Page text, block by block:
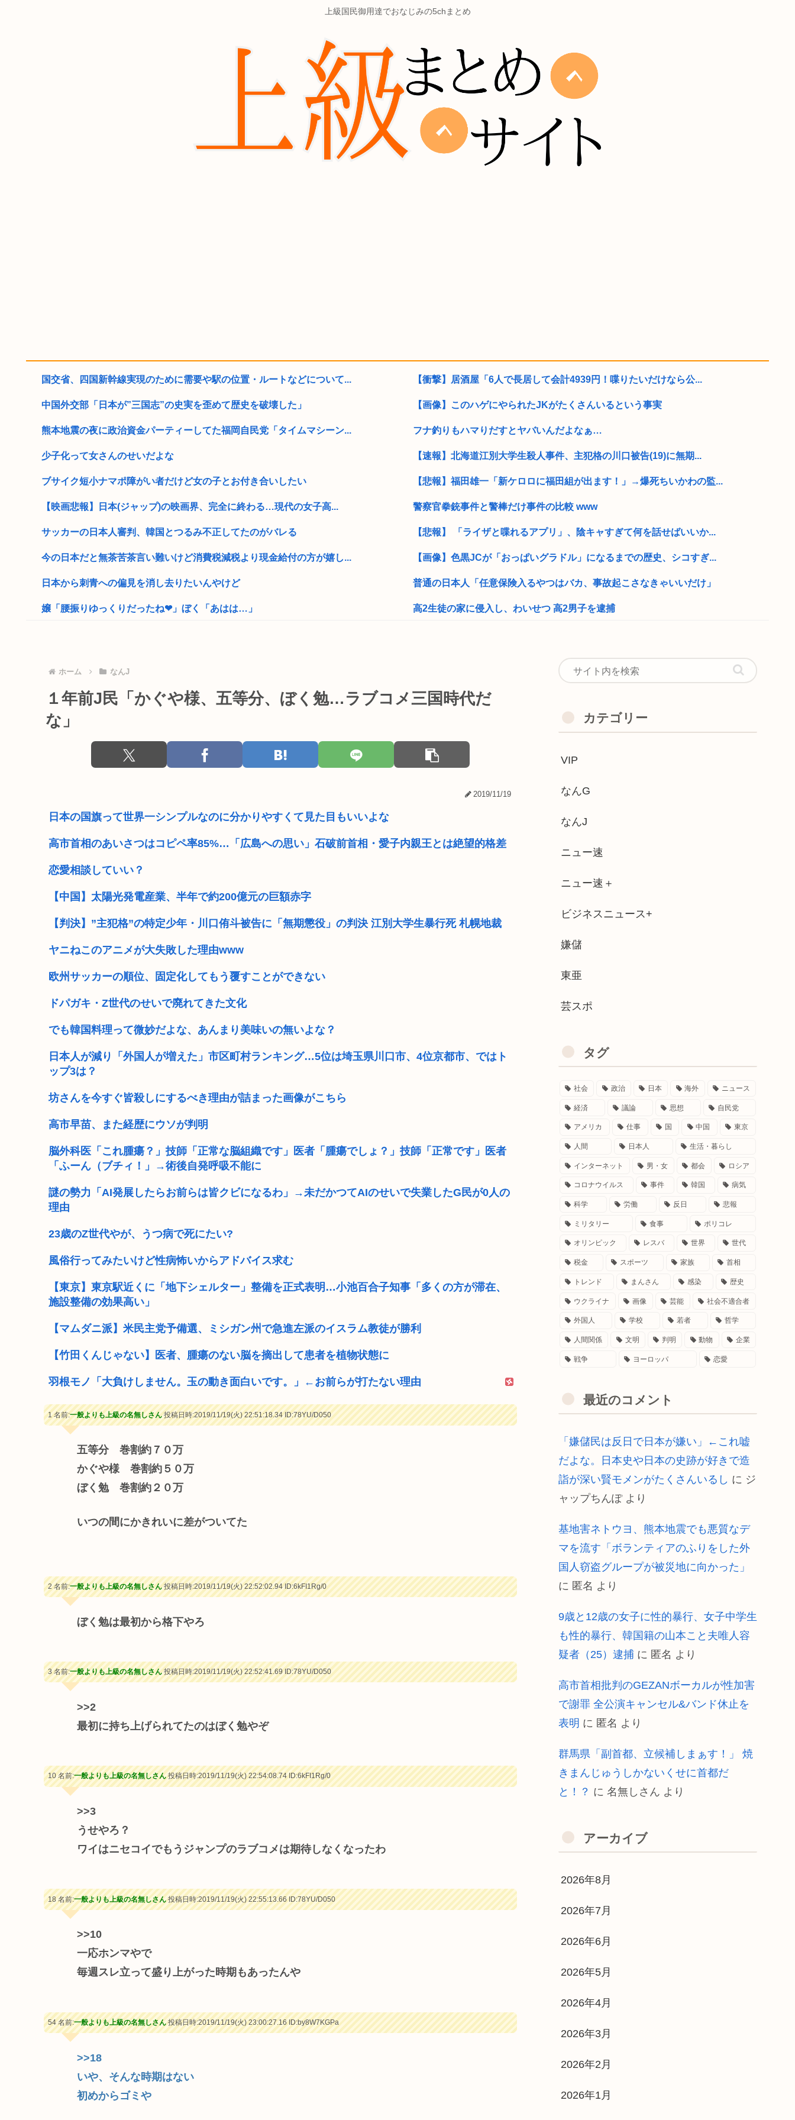
上級国民御用達でおなじみの5chまとめ
国交省、四国新幹線実現のために需要や駅の位置・ルートなどについて...
中国外交部「日本が”三国志”の史実を歪めて歴史を破壊した」
熊本地震の夜に政治資金パーティーしてた福岡自民党「タイムマシーン...
少子化って女さんのせいだよな
ブサイク短小ナマポ障がい者だけど女の子とお付き合いしたい
【映画悲報】日本(ジャップ)の映画界、完全に終わる…現代の女子高...
サッカーの日本人審判、韓国とつるみ不正してたのがバレる
今の日本だと無茶苦茶言い難いけど消費税減税より現金給付の方が嬉し...
日本から刺青への偏見を消し去りたいんやけど
嬢「腰振りゆっくりだったね❤」ぼく「あはは…」
氷河期世代『ルッキズムが一番酷かったのは00年代、こういうチャラ...
童貞は必ず3のパルを選んでしまう画像www
小池百合子 東京駅近くに上級国民用シェルター整備を正式表明 物価...
熊本県民「俺たち逆らわねえだぁ！自民党様に従いますだぁ！」➡その...
お前らお盆の準備をしたか？国父安倍晋三が天国から帰ってくるぞ
【衝撃】居酒屋「6人で長居して会計4939円！喋りたいだけなら公...
【画像】このハゲにやられたJKがたくさんいるという事実
フナ釣りもハマりだすとヤバいんだよなぁ…
【速報】北海道江別大学生殺人事件、主犯格の川口被告(19)に無期...
【悲報】福田雄一「新ケロロに福田組が出ます！」→爆死ちいかわの監...
警察官拳銃事件と警棒だけ事件の比較 www
【悲報】 「ライザと喋れるアプリ」、陰キャすぎて何を話せばいいか...
【画像】色黒JCが「おっぱいグラドル」になるまでの歴史、シコすぎ...
普通の日本人「任意保険入るやつはバカ、事故起こさなきゃいいだけ」
高2生徒の家に侵入し、わいせつ 高2男子を逮捕
【衝撃】ワイ「豆腐、150g×2丁で250円か…高いけど美味そう...
【画像】元大関・貴景勝の湊川親方、誕生日を迎え『誰！？』と話題に
日本人の9割は高市早苗の顔や変な喋りを見ても平気だから支持率9割...
堀大輔（ショートスリーパー代表）さん、ガチギレwww
【画像】イケおじ(56)、中学生にナイフ突きつけて脅してレ●プw...
早稲田大学「学生の皆さん、近隣飲食店での無銭飲食はやめてください...
竹田天皇、小学生に「Snow Manに女がいたらSnow Man...
地震アラートって鳴るのにびびって どうしたらいいかわからんよな(...
『ライザのアトリエ3』ウェディングドレス姿のライザがフィギュア化...
【速報】ワイ、嫁とのセッ■スが終了したけど質問ある？
ホーム なんJ
１年前J民「かぐや様、五等分、ぼく勉…ラブコメ三国時代だ
な」
2019/11/19
日本の国旗って世界一シンプルなのに分かりやすくて見た目もいいよな
高市首相のあいさつはコピペ率85%…「広島への思い」石破前首相・愛子内親王とは絶望的格差
恋愛相談していい？
【中国】太陽光発電産業、半年で約200億元の巨額赤字
【判決】”主犯格”の特定少年・川口侑斗被告に「無期懲役」の判決 江別大学生暴行死 札幌地裁
ヤニねこのアニメが大失敗した理由www
欧州サッカーの順位、固定化してもう覆すことができない
ドパガキ・Z世代のせいで廃れてきた文化
でも韓国料理って微妙だよな、あんまり美味いの無いよな？
日本人が減り「外国人が増えた」市区町村ランキング…5位は埼玉県川口市、4位京都市、ではト
ップ3は？
坊さんを今すぐ皆殺しにするべき理由が詰まった画像がこちら
高市早苗、また経歴にウソが判明
脳外科医「これ腫瘍？」技師「正常な脳組織です」医者「腫瘍でしょ？」技師「正常です」医者
「ふーん（ブチィ！」→術後自発呼吸不能に
謎の勢力「AI発展したらお前らは皆クビになるわ」→未だかつてAIのせいで失業したG民が0人の
理由
23歳のZ世代やが、うつ病で死にたい?
風俗行ってみたいけど性病怖いからアドバイス求む
【東京】東京駅近くに「地下シェルター」整備を正式表明…小池百合子知事「多くの方が滞在、
施設整備の効果高い」
【マムダニ派】米民主党予備選、ミシガン州で急進左派のイスラム教徒が勝利
【竹田くんじゃない】医者、腫瘍のない脳を摘出して患者を植物状態に
羽根モノ「大負けしません。玉の動き面白いです。」←お前らが打たない理由
1 名前:一般よりも上級の名無しさん投稿日時:2019/11/19(火) 22:51:18.34ID:78YU/D050
五等分 巻割約７０万
かぐや様 巻割約５０万
ぼく勉 巻割約２０万
いつの間にかきれいに差がついてた
2 名前:一般よりも上級の名無しさん投稿日時:2019/11/19(火) 22:52:02.94ID:6kFI1Rg/0
ぼく勉は最初から格下やろ
3 名前:一般よりも上級の名無しさん投稿日時:2019/11/19(火) 22:52:41.69ID:78YU/D050
>>2
最初に持ち上げられてたのはぼく勉やぞ
10 名前:一般よりも上級の名無しさん投稿日時:2019/11/19(火) 22:54:08.74ID:6kFI1Rg/0
>>3
うせやろ？
ワイはニセコイでもうジャンプのラブコメは期待しなくなったわ
18 名前:一般よりも上級の名無しさん投稿日時:2019/11/19(火) 22:55:13.66ID:78YU/D050
>>10
一応ホンマやで
毎週スレ立って盛り上がった時期もあったんや
54 名前:一般よりも上級の名無しさん投稿日時:2019/11/19(火) 23:00:27.16ID:by8W7KGPa
>>18
いや、そんな時期はない
初めからゴミや
カテゴリー
VIP
なんG
なんJ
ニュー速
ニュー速＋
ビジネスニュース+
嫌儲
東亜
芸スポ
タグ
社会 政治 日本 海外 ニュース
経済 議論 思想 自民党
アメリカ 仕事 国 中国 東京
人間 日本人 生活・暮らし
インターネット 男・女 都会 ロシア
コロナウイルス 事件 韓国 病気
科学 労働 反日 悲報
ミリタリー 食事 ポリコレ
オリンピック レスバ 世界 世代
税金 スポーツ 家族 首相
トレンド まんさん 感染 歴史
ウクライナ 画像 芸能 社会不適合者
外国人 学校 若者 哲学
人間関係 文明 判明 動物 企業
戦争 ヨーロッパ 恋愛
最近のコメント
「嫌儲民は反日で日本が嫌い」←これ嘘
だよな。日本史や日本の史跡が好きで造
詣が深い賢モメンがたくさんいるし に ジ
ャップちんぽより
基地害ネトウヨ、熊本地震でも悪質なデ
マを流す「ボランティアのふりをした外
国人窃盗グループが被災地に向かった」
に 匿名 より
9歳と12歳の女子に性的暴行、女子中学生
も性的暴行、韓国籍の山本こと夫唯人容
疑者（25）逮捕 に 匿名 より
高市首相批判のGEZANボーカルが性加害
で謝罪 全公演キャンセル&バンド休止を
表明 に 匿名 より
群馬県「副首都、立候補しまぁす！」 焼
きまんじゅうしかないくせに首都だ
と！？ に 名無しさん より
アーカイブ
2026年8月
2026年7月
2026年6月
2026年5月
2026年4月
2026年3月
2026年2月
2026年1月